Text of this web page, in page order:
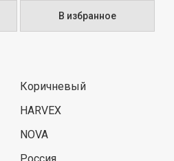
В избранное
Коричневый
HARVEX
NOVA